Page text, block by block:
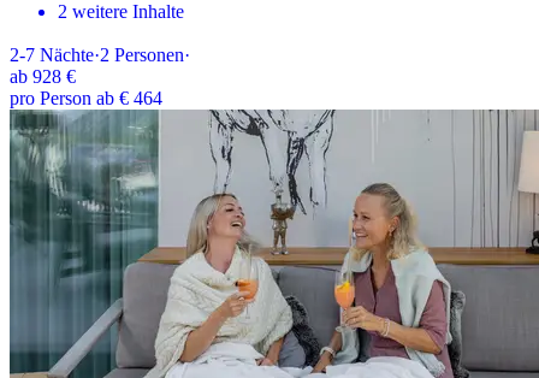
2 weitere Inhalte
2-7 Nächte·2 Personen·
ab 928 €
pro Person ab € 464